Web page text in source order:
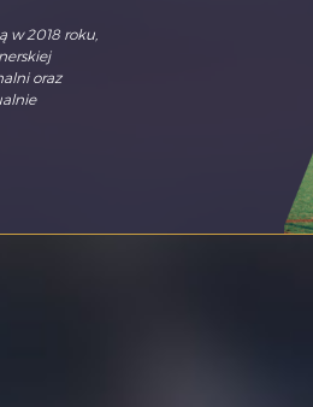
w 2018 roku,
oraz